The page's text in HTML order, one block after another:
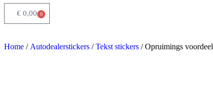
€ 0,00 0
Home / Autodealerstickers /Tekst stickers / Opruimings voordeel